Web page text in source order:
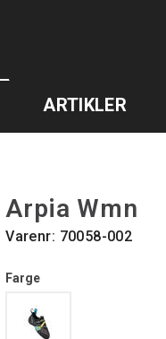
ARTIKLER
Arpia Wmn
Varenr: 70058-002
Farge